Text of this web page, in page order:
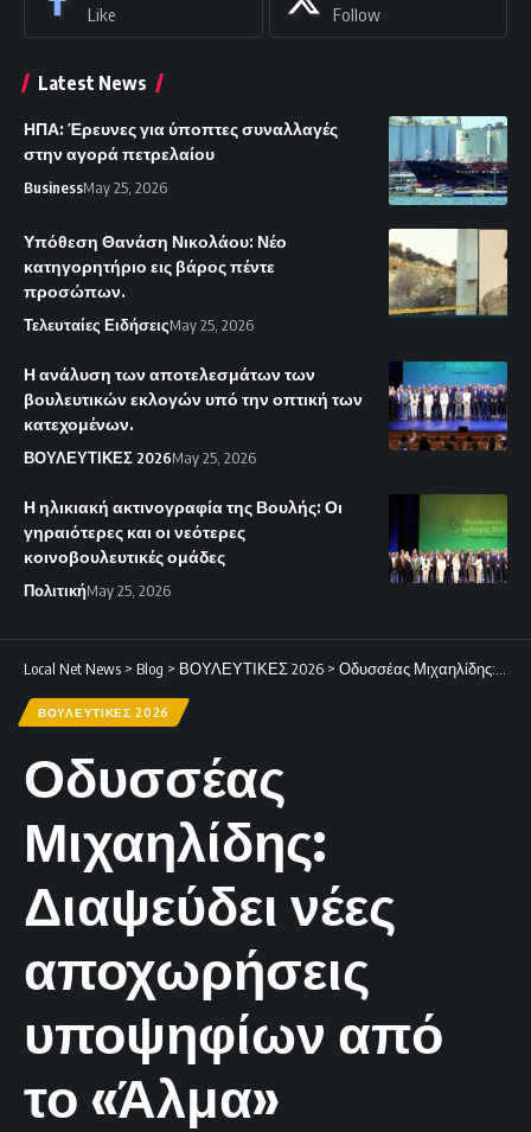
Like Follow
Latest News
ΗΠΑ: Έρευνες για ύποπτες συναλλαγές
στην αγορά πετρελαίου
BusinessMay 25, 2026
Υπόθεση Θανάση Νικολάου: Νέο
κατηγορητήριο εις βάρος πέντε
προσώπων.
Τελευταίες ΕιδήσειςMay 25, 2026
Η ανάλυση των αποτελεσμάτων των
βουλευτικών εκλογών υπό την οπτική των
κατεχομένων.
ΒΟΥΛΕΥΤΙΚΕΣ 2026May 25, 2026
Η ηλικιακή ακτινογραφία της Βουλής: Οι
γηραιότερες και οι νεότερες
κοινοβουλευτικές ομάδες
ΠολιτικήMay 25, 2026
Local Net News > Blog > ΒΟΥΛΕΥΤΙΚΕΣ 2026 > Οδυσσέας Μιχαηλίδης: Διαψεύδει νέες αποχωρήσεις υποψηφίων από το «Άλμα»
ΒΟΥΛΕΥΤΙΚΕΣ 2026
Οδυσσέας
Μιχαηλίδης:
Διαψεύδει νέες
αποχωρήσεις
υποψηφίων από
το «Άλμα»